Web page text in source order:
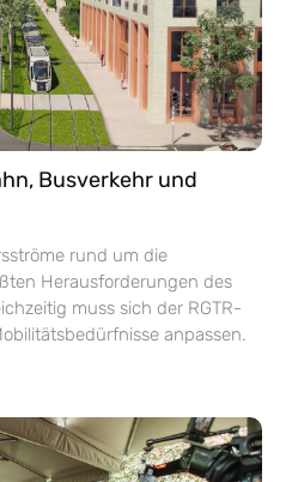
Busverkehr und
rund um die
Herausforderungen des
muss sich der RGTR-
anpassen.